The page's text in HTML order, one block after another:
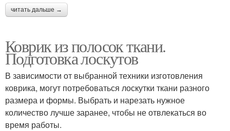
читать дальше →
Коврик из полосок ткани.
Подготовка лоскутов
В зависимости от выбранной техники изготовления
коврика, могут потребоваться лоскутки ткани разного
размера и формы. Выбрать и нарезать нужное
количество лучше заранее, чтобы не отвлекаться во
время работы.